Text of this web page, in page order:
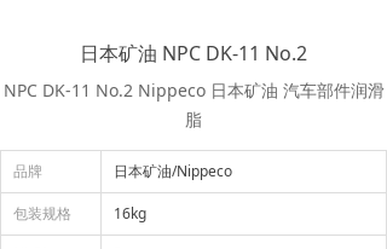
日本矿油 NPC DK-11 No.2
NPC DK-11 No.2 Nippeco 日本矿油 汽车部件润滑
脂
品牌 日本矿油/Nippeco
包装规格 16kg